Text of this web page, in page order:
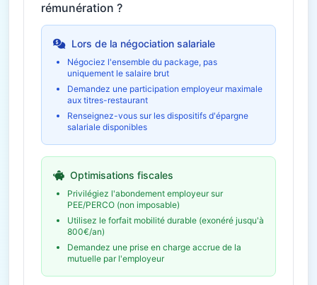
Télétravail
Formation et
développement
an
Budget formation personnel
Épargne salariale
(PEE/PERCO)
8 190 € /
an
Abondement employeur
Économie fiscale potentielle
rémunération ?
Lors de la négociation salariale
Négociez l'ensemble du package, pas
uniquement le salaire brut
Demandez une participation employeur maximale
aux titres-restaurant
Renseignez-vous sur les dispositifs d'épargne
salariale disponibles
Optimisations fiscales
Privilégiez l'abondement employeur sur
PEE/PERCO (non imposable)
Utilisez le forfait mobilité durable (exonéré jusqu'à
800€/an)
Demandez une prise en charge accrue de la
mutuelle par l'employeur